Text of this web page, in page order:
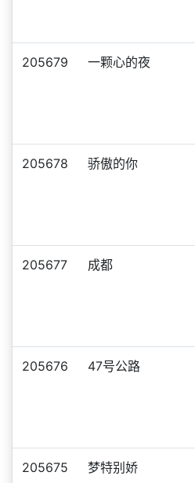
205679 一颗心的夜
205678 骄傲的你
205677 成都
205676 47号公路
205675 梦特别娇